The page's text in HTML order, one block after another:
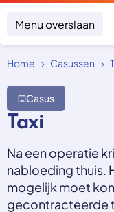
Menu overslaan
Klacht indienen
Onderwerpen
Zorgverzekering
Vergoeding van zorg
Zorg in het
Nieuw in Nederland
Geen
Uitspraken
Trainingen
Over SKGZ
Home Casussen
Taxi
Casus
Na een operatie
nabloeding thuis.
mogelijk moet
gecontracteerde